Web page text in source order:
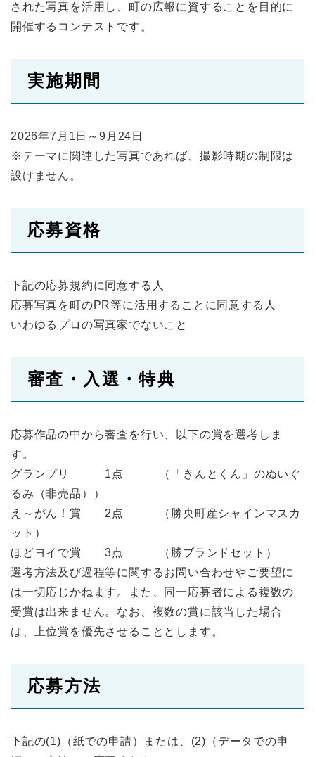
された写真を活用し、町の広報に資することを目的に
開催するコンテストです。
実施期間
2026年7月1日～9月24日
※テーマに関連した写真であれば、撮影時期の制限は
設けません。
応募資格
下記の応募規約に同意する人
応募写真を町のPR等に活用することに同意する人
いわゆるプロの写真家でないこと
審査・入選・特典
応募作品の中から審査を行い、以下の賞を選考しま
す。
グランプリ 1点 （「きんとくん」のぬいぐ
るみ（非売品））
え～がん！賞 2点 （勝央町産シャインマスカ
ット）
ほどヨイで賞 3点 （勝ブランドセット）
選考方法及び過程等に関するお問い合わせやご要望に
は一切応じかねます。また、同一応募者による複数の
受賞は出来ません。なお、複数の賞に該当した場合
は、上位賞を優先させることとします。
応募方法
下記の(1)（紙での申請）または、(2)（データでの申